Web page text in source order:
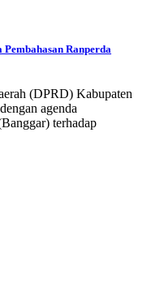
Ranperda
(DPRD) Kabupaten
agenda
terhadap